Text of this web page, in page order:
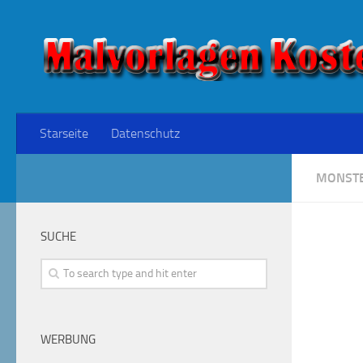
Starseite Datenschutz
SUCHE
WERBUNG